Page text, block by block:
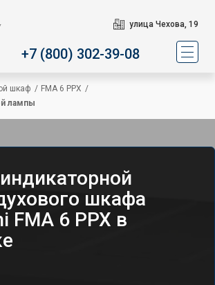
улица Чехова, 19
+7 (800) 302-39-08
шкаф / FMA 6 PPX /
лампы
шкафа
FMA 6 PPX в